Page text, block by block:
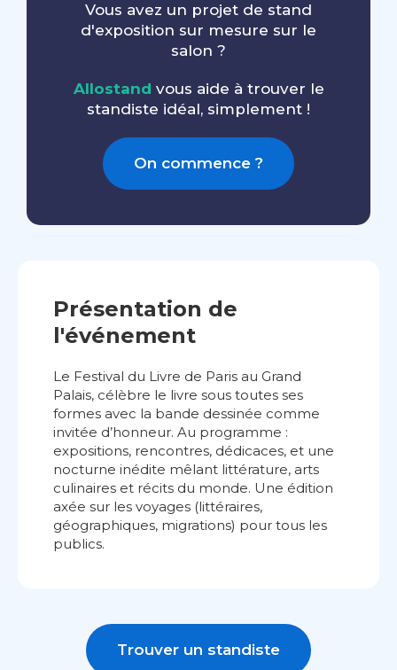
Vous avez un projet de stand
d'exposition sur mesure sur le
salon ?
Allostand vous aide à trouver le
standiste idéal, simplement !
On commence ?
Présentation de
l'événement
Le Festival du Livre de Paris au Grand
Palais, célèbre le livre sous toutes ses
formes avec la bande dessinée comme
invitée d’honneur. Au programme :
expositions, rencontres, dédicaces, et une
nocturne inédite mêlant littérature, arts
culinaires et récits du monde. Une édition
axée sur les voyages (littéraires,
géographiques, migrations) pour tous les
publics.
Trouver un standiste